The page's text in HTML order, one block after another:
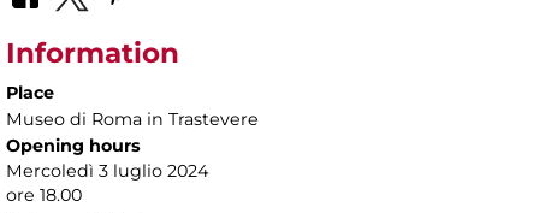
Information
Place
Museo di Roma in Trastevere
Opening hours
Mercoledì 3 luglio 2024
ore 18.00